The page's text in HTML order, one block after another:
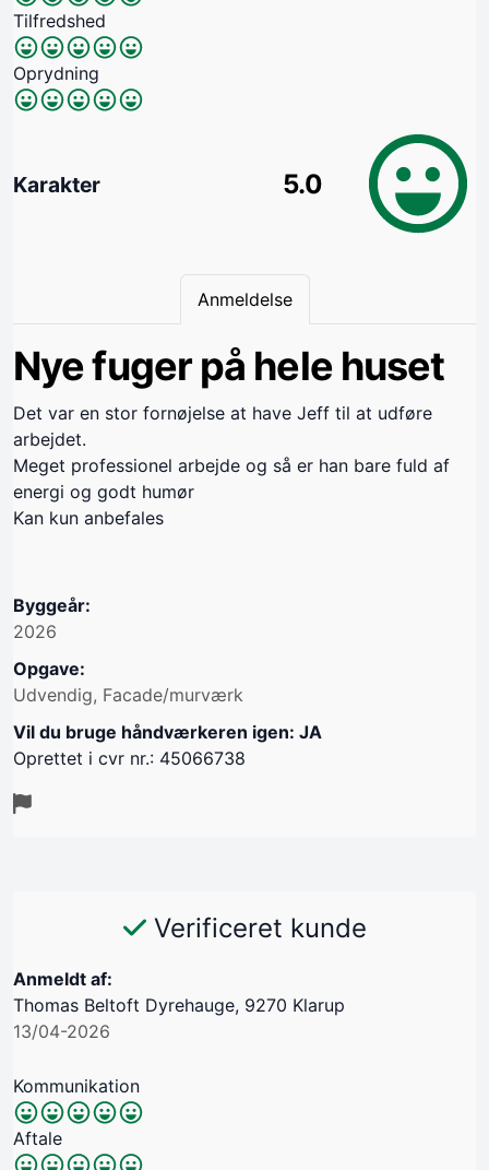
Tilfredshed
Oprydning
Karakter 5.0
Anmeldelse
Nye fuger på hele huset
Det var en stor fornøjelse at have Jeff til at udføre
arbejdet.
Meget professionel arbejde og så er han bare fuld af
energi og godt humør
Kan kun anbefales
Byggeår:
2026
Opgave:
Udvendig, Facade/murværk
Vil du bruge håndværkeren igen: JA
Oprettet i cvr nr.: 45066738
Verificeret kunde
Anmeldt af:
Thomas Beltoft Dyrehauge, 9270 Klarup
13/04-2026
Kommunikation
Aftale